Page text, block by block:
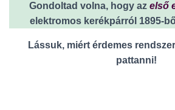
Gondoltad volna, hogy az első
elektromos kerékpárról 1895-
Lássuk, miért érdemes
pattanni!